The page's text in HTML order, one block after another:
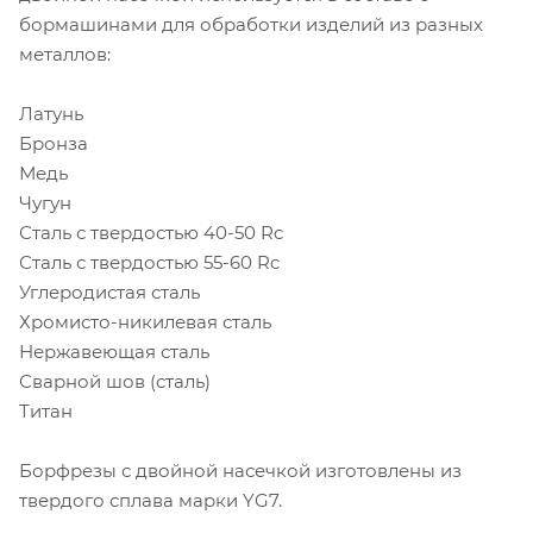
бормашинами для обработки изделий из разных
металлов:
Латунь
Бронза
Медь
Чугун
Сталь с твердостью 40-50 Rc
Сталь с твердостью 55-60 Rc
Углеродистая сталь
Хромисто-никилевая сталь
Нержавеющая сталь
Сварной шов (сталь)
Титан
Борфрезы с двойной насечкой изготовлены из
твердого сплава марки YG7.